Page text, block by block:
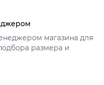
магазина для
размера и